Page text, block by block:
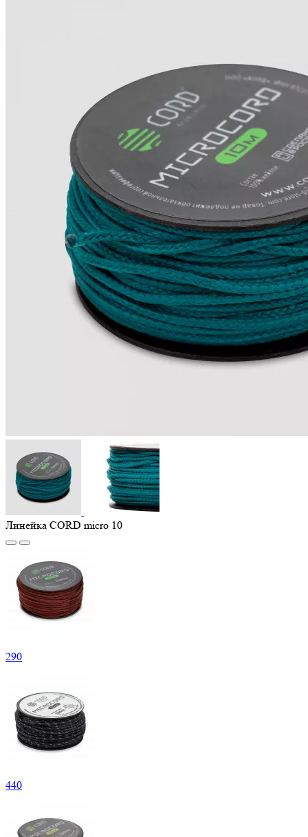
Линейка CORD micro 10
290
440